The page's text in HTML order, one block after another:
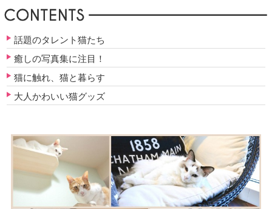
話題のタレント猫たち
癒しの写真集に注目！
猫に触れ、猫と暮らす
大人かわいい猫グッズ